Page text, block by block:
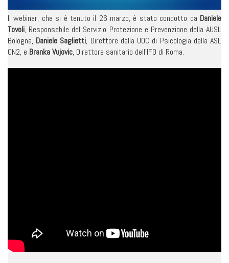
Il webinar, che si è tenuto il 26 marzo, è stato condotto da Daniele
Tovoli, Responsabile del Servizio Protezione e Prevenzione della AUSL
Bologna, Daniele Saglietti, Direttore della UOC di Psicologia della ASL
CN2, e Branka Vujovic, Direttore sanitario dell’IFO di Roma.